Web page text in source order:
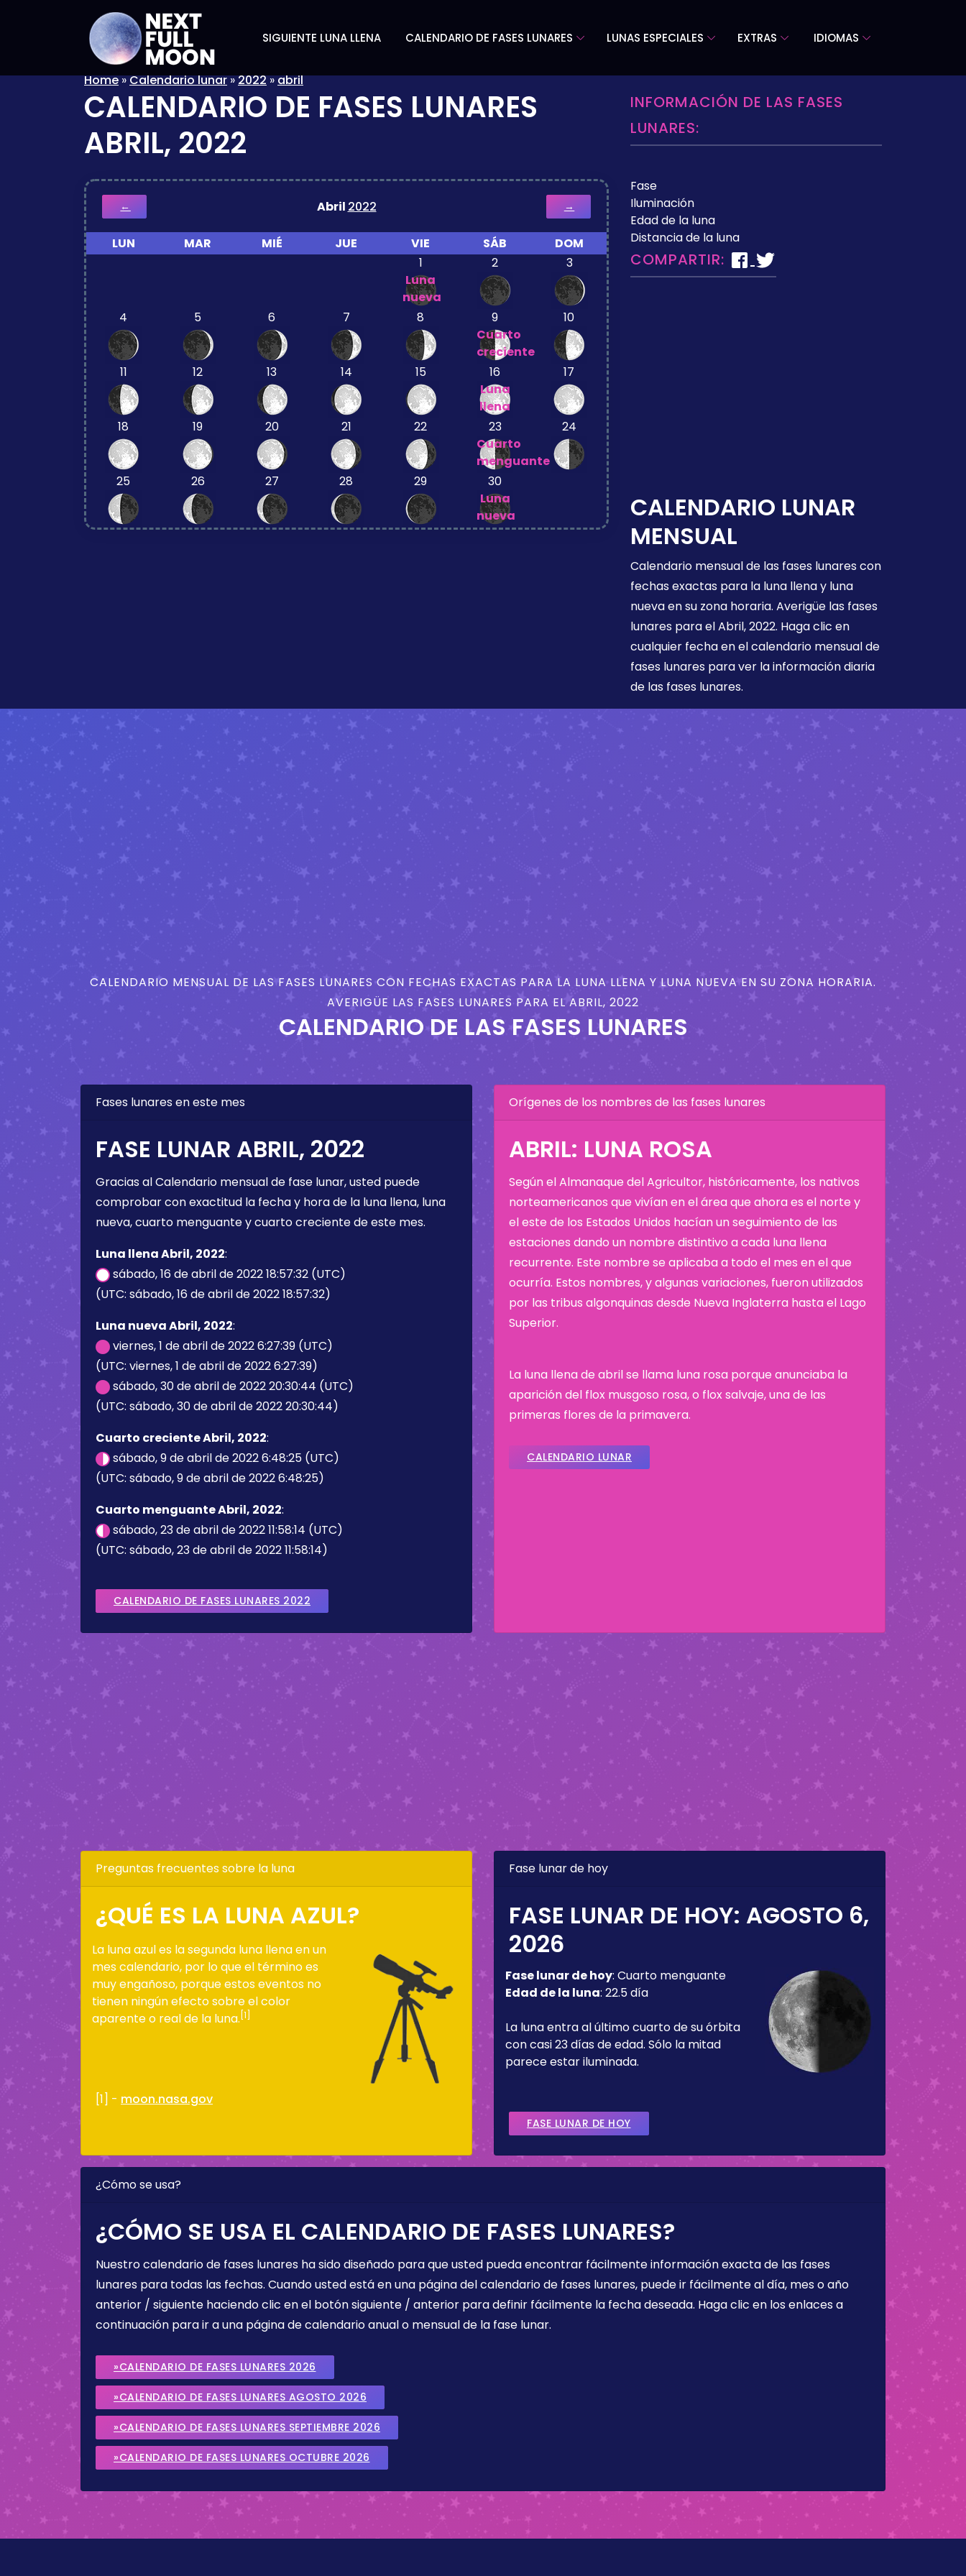
SIGUIENTE LUNA LLENA CALENDARIO DE FASES LUNARES LUNAS ESPECIALES EXTRAS IDIOMAS
Home»Calendario lunar»2022»abril
CALENDARIO DE FASES LUNARES
ABRIL, 2022
← Abril 2022 →
LUN MAR MIÉ JUE VIE SÁB
DOM
1
Luna
nueva
2 3
4 5 6 7 8
9
Cuarto
creciente
10
11 12 13 14 15
16
Luna
llena
17
18 19 20 21 22
23
Cuarto
menguante
24
25 26 27 28 29
30
Luna
nueva
INFORMACIÓN DE LAS FASES
LUNARES:
Fase
Iluminación
Edad de la luna
Distancia de la luna
COMPARTIR:
CALENDARIO LUNAR
MENSUAL
Calendario mensual de las fases lunares con
fechas exactas para la luna llena y luna
nueva en su zona horaria. Averigüe las fases
lunares para el Abril, 2022. Haga clic en
cualquier fecha en el calendario mensual de
fases lunares para ver la información diaria
de las fases lunares.
CALENDARIO MENSUAL DE LAS FASES LUNARES CON FECHAS EXACTAS PARA LA LUNA LLENA Y LUNA NUEVA EN SU ZONA HORARIA.
AVERIGÜE LAS FASES LUNARES PARA EL ABRIL, 2022
CALENDARIO DE LAS FASES LUNARES
Fases lunares en este mes
FASE LUNAR ABRIL, 2022
Gracias al Calendario mensual de fase lunar, usted puede
comprobar con exactitud la fecha y hora de la luna llena, luna
nueva, cuarto menguante y cuarto creciente de este mes.
Luna llena Abril, 2022:
sábado, 16 de abril de 2022 18:57:32 (UTC)
(UTC: sábado, 16 de abril de 2022 18:57:32)
Luna nueva Abril, 2022:
viernes, 1 de abril de 2022 6:27:39 (UTC)
(UTC: viernes, 1 de abril de 2022 6:27:39)
sábado, 30 de abril de 2022 20:30:44 (UTC)
(UTC: sábado, 30 de abril de 2022 20:30:44)
Cuarto creciente Abril, 2022:
sábado, 9 de abril de 2022 6:48:25 (UTC)
(UTC: sábado, 9 de abril de 2022 6:48:25)
Cuarto menguante Abril, 2022:
sábado, 23 de abril de 2022 11:58:14 (UTC)
(UTC: sábado, 23 de abril de 2022 11:58:14)
CALENDARIO DE FASES LUNARES 2022
Orígenes de los nombres de las fases lunares
ABRIL: LUNA ROSA
Según el Almanaque del Agricultor, históricamente, los nativos
norteamericanos que vivían en el área que ahora es el norte y
el este de los Estados Unidos hacían un seguimiento de las
estaciones dando un nombre distintivo a cada luna llena
recurrente. Este nombre se aplicaba a todo el mes en el que
ocurría. Estos nombres, y algunas variaciones, fueron utilizados
por las tribus algonquinas desde Nueva Inglaterra hasta el Lago
Superior.
La luna llena de abril se llama luna rosa porque anunciaba la
aparición del flox musgoso rosa, o flox salvaje, una de las
primeras flores de la primavera.
CALENDARIO LUNAR
Preguntas frecuentes sobre la luna
¿QUÉ ES LA LUNA AZUL?
La luna azul es la segunda luna llena en un
mes calendario, por lo que el término es
muy engañoso, porque estos eventos no
tienen ningún efecto sobre el color
aparente o real de la luna. [1]
[1] - moon.nasa.gov
Fase lunar de hoy
FASE LUNAR DE HOY: AGOSTO 6,
2026
Fase lunar de hoy: Cuarto menguante
Edad de la luna: 22.5 día
La luna entra al último cuarto de su órbita
con casi 23 días de edad. Sólo la mitad
parece estar iluminada.
FASE LUNAR DE HOY
¿Cómo se usa?
¿CÓMO SE USA EL CALENDARIO DE FASES LUNARES?
Nuestro calendario de fases lunares ha sido diseñado para que usted pueda encontrar fácilmente información exacta de las fases
lunares para todas las fechas. Cuando usted está en una página del calendario de fases lunares, puede ir fácilmente al día, mes o año
anterior / siguiente haciendo clic en el botón siguiente / anterior para definir fácilmente la fecha deseada. Haga clic en los enlaces a
continuación para ir a una página de calendario anual o mensual de la fase lunar.
»CALENDARIO DE FASES LUNARES 2026
»CALENDARIO DE FASES LUNARES AGOSTO 2026
»CALENDARIO DE FASES LUNARES SEPTIEMBRE 2026
»CALENDARIO DE FASES LUNARES OCTUBRE 2026